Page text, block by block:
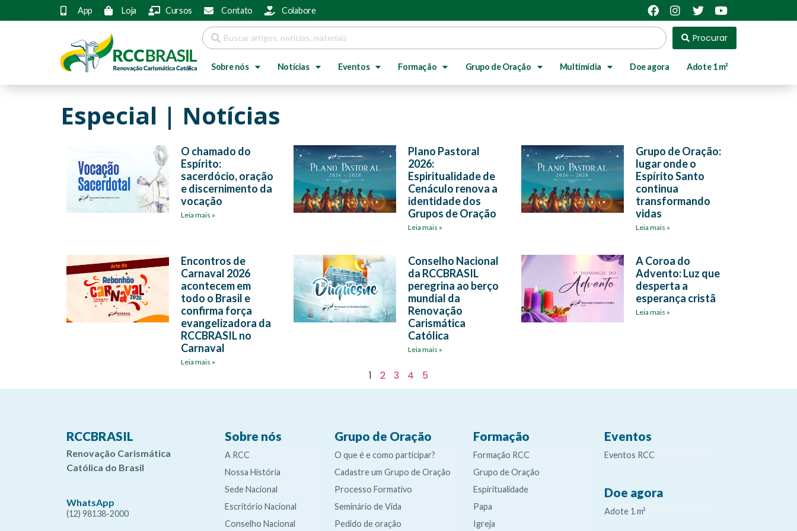
App Loja Cursos Contato Colabore
Procurar
Sobre nós Notícias Eventos Formação Grupo de Oração Multimídia Doe agora Adote 1 m²
Especial | Notícias
O chamado do
Espírito:
sacerdócio, oração
e discernimento da
vocação
Leia mais »
Plano Pastoral
2026:
Espiritualidade de
Cenáculo renova a
identidade dos
Grupos de Oração
Leia mais »
Grupo de Oração:
lugar onde o
Espírito Santo
continua
transformando
vidas
Leia mais »
Encontros de
Carnaval 2026
acontecem em
todo o Brasil e
confirma força
evangelizadora da
RCCBRASIL no
Carnaval
Leia mais »
Conselho Nacional
da RCCBRASIL
peregrina ao berço
mundial da
Renovação
Carismática
Católica
Leia mais »
A Coroa do
Advento: Luz que
desperta a
esperança cristã
Leia mais »
1 2 3 4 5
RCCBRASIL
Renovação Carismática
Católica do Brasil
WhatsApp
(12) 98138-2000
Sobre nós
A RCC
Nossa História
Sede Nacional
Escritório Nacional
Conselho Nacional
Grupo de Oração
O que é e como participar?
Cadastre um Grupo de Oração
Processo Formativo
Seminário de Vida
Pedido de oração
Formação
Formação RCC
Grupo de Oração
Espiritualidade
Papa
Igreja
Eventos
Eventos RCC
Doe agora
Adote 1 m²